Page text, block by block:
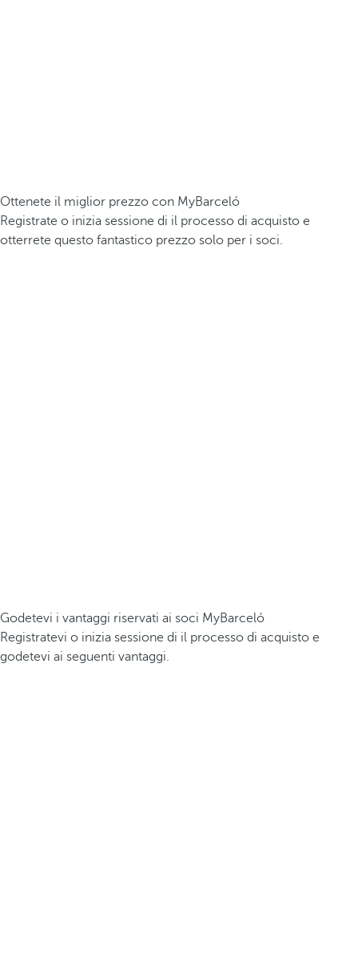
Ottenete il miglior prezzo con MyBarceló
Registrate o inizia sessione di il processo di acquisto e
otterrete questo fantastico prezzo solo per i soci.
Godetevi i vantaggi riservati ai soci MyBarceló
Registratevi o inizia sessione di il processo di acquisto e
godetevi ai seguenti vantaggi.